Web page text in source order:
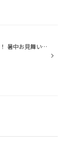
毎日暑い日が続きますね！！ 暑中お見舞い申し上げますm(--)m 娘が育てている、キュウリに水やりして たんで、カメラで隠し撮り♪ キュウリも夏バテにならないように、 朝晩水やりして大事に育ててます(^○^)